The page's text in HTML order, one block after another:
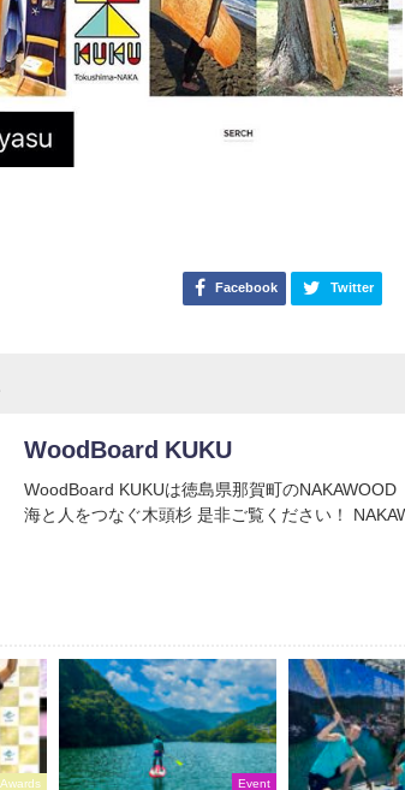
Facebook Twitter
WoodBoard KUKU
WoodBoard KUKUは徳島県那賀町の
海と人をつなぐ木頭杉 是非ご覧ください！
Awards Event